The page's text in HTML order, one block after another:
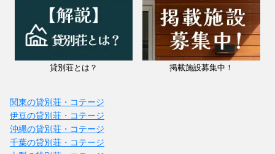
貸別荘とは？ 掲載施設募集中！
関東の貸別荘・コテージ
伊豆の貸別荘・コテージ
沖縄の貸別荘・コテージ
千葉の貸別荘・コテージ